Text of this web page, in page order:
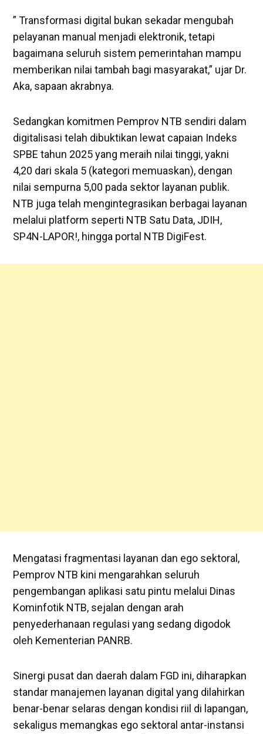
​” Transformasi digital bukan sekadar mengubah
pelayanan manual menjadi elektronik, tetapi
bagaimana seluruh sistem pemerintahan mampu
memberikan nilai tambah bagi masyarakat,” ujar Dr.
Aka, sapaan akrabnya.
​Sedangkan komitmen Pemprov NTB sendiri dalam
digitalisasi telah dibuktikan lewat capaian Indeks
SPBE tahun 2025 yang meraih nilai tinggi, yakni
4,20 dari skala 5 (kategori memuaskan), dengan
nilai sempurna 5,00 pada sektor layanan publik.
NTB juga telah mengintegrasikan berbagai layanan
melalui platform seperti NTB Satu Data, JDIH,
SP4N-LAPOR!, hingga portal NTB DigiFest.
​Mengatasi fragmentasi layanan dan ego sektoral,
Pemprov NTB kini mengarahkan seluruh
pengembangan aplikasi satu pintu melalui Dinas
Kominfotik NTB, sejalan dengan arah
penyederhanaan regulasi yang sedang digodok
oleh Kementerian PANRB.
​Sinergi pusat dan daerah dalam FGD ini, diharapkan
standar manajemen layanan digital yang dilahirkan
benar-benar selaras dengan kondisi riil di lapangan,
sekaligus memangkas ego sektoral antar-instansi